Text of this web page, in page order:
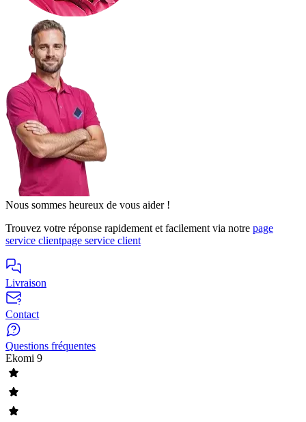
Nous sommes heureux de vous aider !
Trouvez votre réponse rapidement et facilement via notre page
service clientpage service client
Livraison
Contact
Questions fréquentes
Ekomi 9